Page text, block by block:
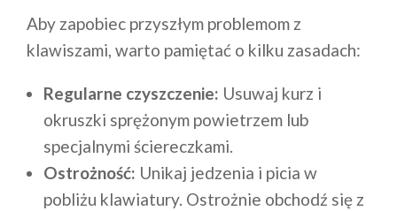
Aby zapobiec przyszłym problemom z
klawiszami, warto pamiętać o kilku zasadach:
Regularne czyszczenie: Usuwaj kurz i
okruszki sprężonym powietrzem lub
specjalnymi ściereczkami.
Ostrożność: Unikaj jedzenia i picia w
pobliżu klawiatury. Ostrożnie obchodź się z